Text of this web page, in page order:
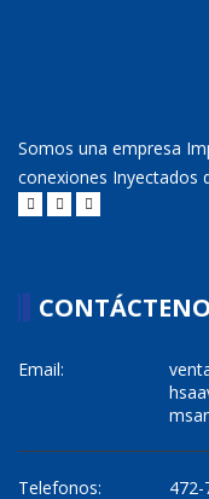
Somos una empresa
conexiones Inyectados
Email:
Telefonos: 472-